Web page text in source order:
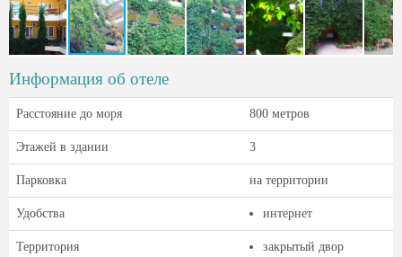
Информация об отеле
Расстояние до моря 800 метров
Этажей в здании 3
Парковка на территории
Удобства интернет
Территория
закрытый двор